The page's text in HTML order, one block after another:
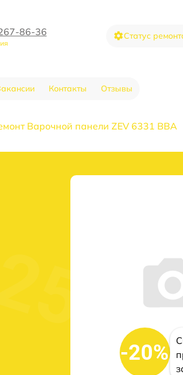
86-36 Статус
Контакты Отзывы
Варочной панели ZEV 6331 BBA
-20%